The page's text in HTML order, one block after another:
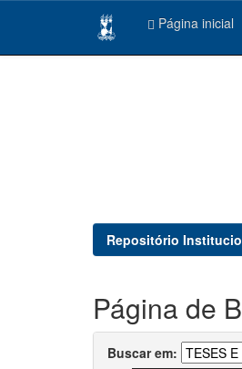
Página inicial
Repositório
Página de
Buscar em: